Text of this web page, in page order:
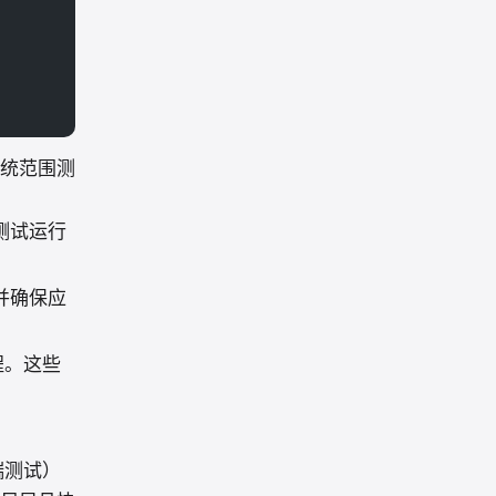
范围测
试运行
确保应
这些
试）